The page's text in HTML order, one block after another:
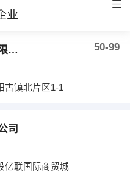
业
京东（巴中）科技有限公司 50-99
古镇北片区1-1
司
亿联国际商贸城